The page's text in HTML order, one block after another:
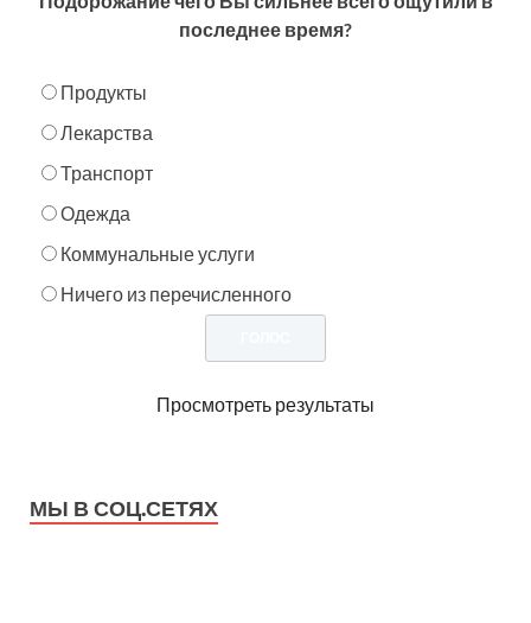
последнее время?
Продукты
Лекарства
Транспорт
Одежда
Коммунальные услуги
Ничего из перечисленного
Просмотреть результаты
МЫ В СОЦ.СЕТЯХ